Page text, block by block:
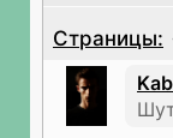
Страницы: